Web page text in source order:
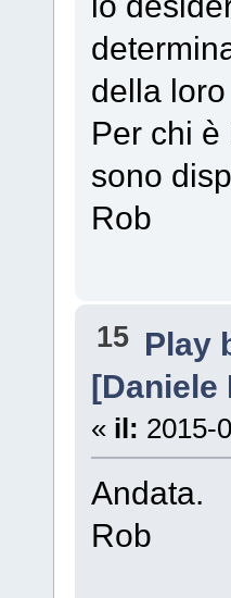
della
Per chi
sono
Rob
15 Play
[Daniele
« il: 2015-
Andata.
Rob